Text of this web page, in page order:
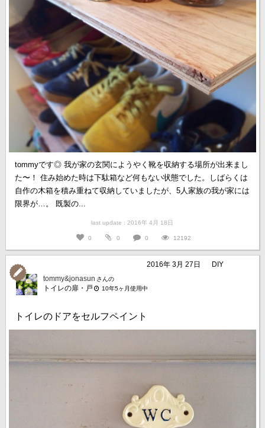
tommyです◎ 我が家の玄関にようやく靴を収納する場所が出来まし
た〜！ 住み始めた時は下駄箱など何もない状態でした。しばらくは
自作の木箱を積み重ねて収納していましたが、5人家族の我が家には
限界が…。 既製の...
last update : 2016年 4月 18日
0 0 0 12192
2016年 3月 27日
DIY
tommy&jonasun さんの
トイレの扉・戸 10年5ヶ月使用中
トイレのドアをセルフペイント